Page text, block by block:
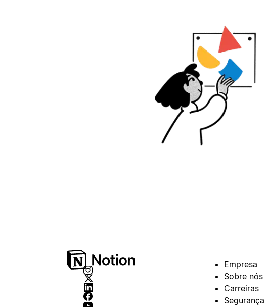
Empresa
Sobre nós
Carreiras
Segurança